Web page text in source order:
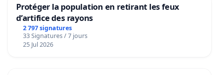
Protéger la population en retirant les feux
d’artifice des rayons
2 797 signatures
33 Signatures / 7 jours
25 Jul 2026